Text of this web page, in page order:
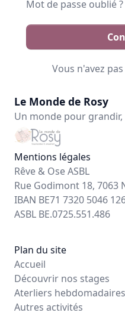
Mot de passe oublié ?
Vous n'avez
Le Monde de Rosy
Un monde pour grandir,
Mentions légales
Rêve & Ose ASBL
Rue Godimont 18, 7063
IBAN BE71 7320 5046
ASBL BE.0725.551.486
Plan du site
Accueil
Découvrir nos stages
Aterliers hebdomadaires
Autres activités